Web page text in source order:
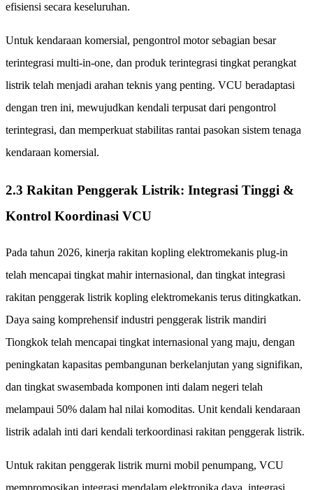
efisiensi secara keseluruhan.
Untuk kendaraan komersial, pengontrol motor sebagian besar
terintegrasi multi-in-one, dan produk terintegrasi tingkat perangkat
listrik telah menjadi arahan teknis yang penting. VCU beradaptasi
dengan tren ini, mewujudkan kendali terpusat dari pengontrol
terintegrasi, dan memperkuat stabilitas rantai pasokan sistem tenaga
kendaraan komersial.
2.3 Rakitan Penggerak Listrik: Integrasi Tinggi &
Kontrol Koordinasi VCU
Pada tahun 2026, kinerja rakitan kopling elektromekanis plug-in
telah mencapai tingkat mahir internasional, dan tingkat integrasi
rakitan penggerak listrik kopling elektromekanis terus ditingkatkan.
Daya saing komprehensif industri penggerak listrik mandiri
Tiongkok telah mencapai tingkat internasional yang maju, dengan
peningkatan kapasitas pembangunan berkelanjutan yang signifikan,
dan tingkat swasembada komponen inti dalam negeri telah
melampaui 50% dalam hal nilai komoditas. Unit kendali kendaraan
listrik adalah inti dari kendali terkoordinasi rakitan penggerak listrik.
Untuk rakitan penggerak listrik murni mobil penumpang, VCU